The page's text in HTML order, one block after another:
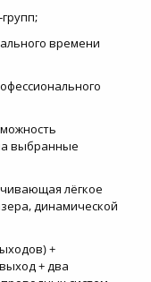
времени
выбранные
лёгкое
динамической
+
+ два